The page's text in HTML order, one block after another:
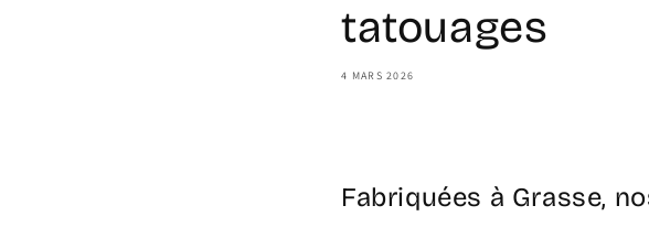
tatouages
4 MARS 2026
Fabriquées à Grasse,